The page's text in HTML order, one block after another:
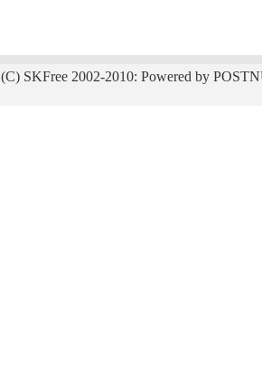
(C) SKFree 2002-2010: Powered by